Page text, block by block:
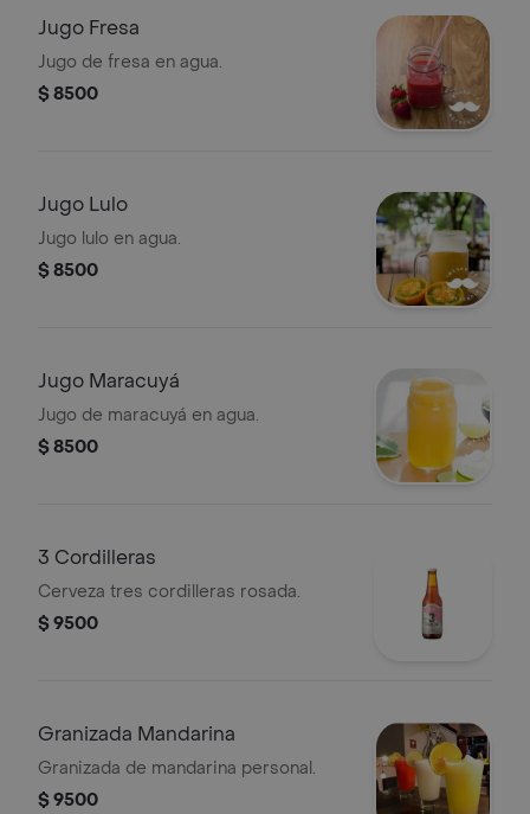
Jugo Fresa
Jugo de fresa en agua.
$ 8500
Jugo Lulo
Jugo lulo en agua.
$ 8500
Jugo Maracuyá
Jugo de maracuyá en agua.
$ 8500
3 Cordilleras
Cerveza tres cordilleras rosada.
$ 9500
Granizada Mandarina
Granizada de mandarina personal.
$ 9500